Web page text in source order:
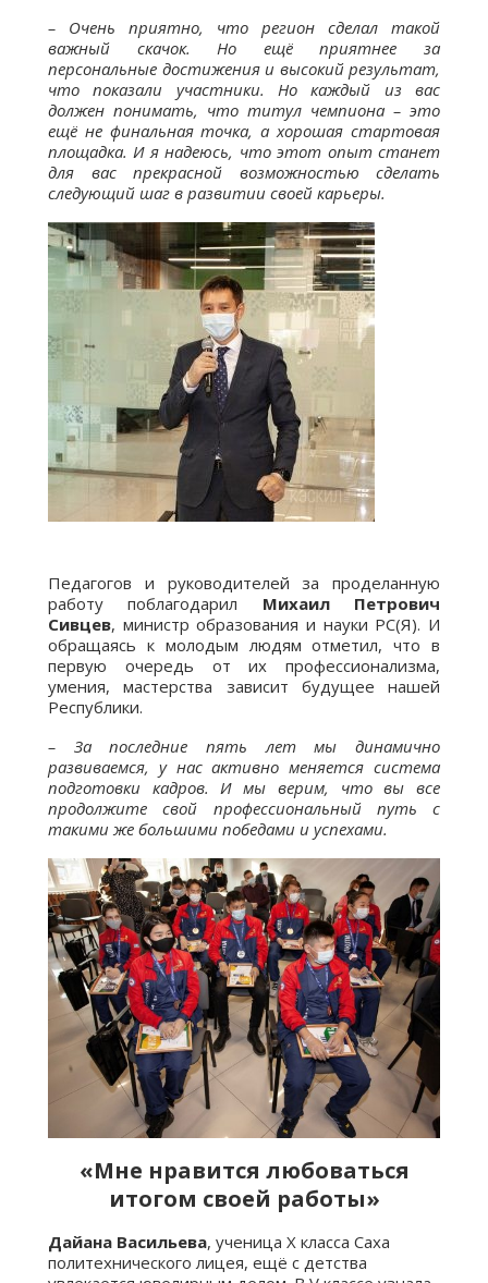
– Очень приятно, что регион сделал такой
важный скачок. Но ещё приятнее за
персональные достижения и высокий результат,
что показали участники. Но каждый из вас
должен понимать, что титул чемпиона – это
ещё не финальная точка, а хорошая стартовая
площадка. И я надеюсь, что этот опыт станет
для вас прекрасной возможностью сделать
следующий шаг в развитии своей карьеры.
Педагогов и руководителей за проделанную
работу поблагодарил Михаил Петрович
Сивцев, министр образования и науки РС(Я). И
обращаясь к молодым людям отметил, что в
первую очередь от их профессионализма,
умения, мастерства зависит будущее нашей
Республики.
– За последние пять лет мы динамично
развиваемся, у нас активно меняется система
подготовки кадров. И мы верим, что вы все
продолжите свой профессиональный путь с
такими же большими победами и успехами.
«Мне нравится любоваться
итогом своей работы»
Дайана Васильева, ученица X класса Саха
политехнического лицея, ещё с детства